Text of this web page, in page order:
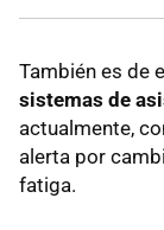
También es de
sistemas de
actualmente,
alerta por
fatiga.